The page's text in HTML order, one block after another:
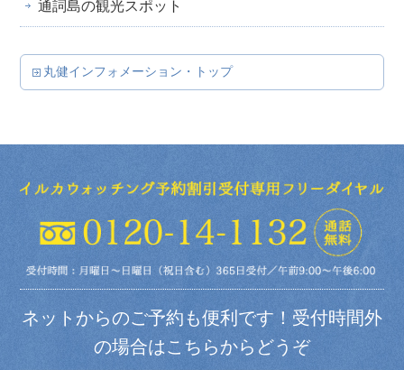
通詞島の観光スポット
丸健インフォメーション・トップ
ネットからのご予約も便利です！受付時間外
の場合はこちらからどうぞ